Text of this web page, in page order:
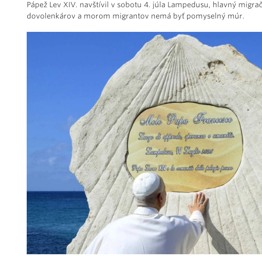
Pápež Lev XIV. navštívil v sobotu 4. júla Lampedusu, hlavný
dovolenkárov a morom migrantov nemá byť pomyselný múr.